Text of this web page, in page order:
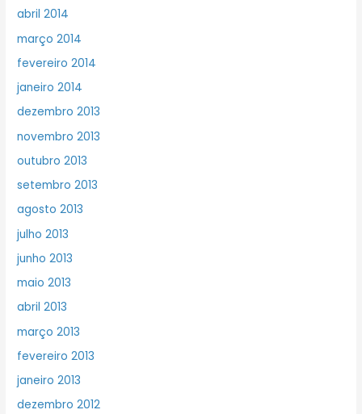
abril 2014
março 2014
fevereiro 2014
janeiro 2014
dezembro 2013
novembro 2013
outubro 2013
setembro 2013
agosto 2013
julho 2013
junho 2013
maio 2013
abril 2013
março 2013
fevereiro 2013
janeiro 2013
dezembro 2012